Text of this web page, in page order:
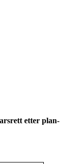
etter plan-